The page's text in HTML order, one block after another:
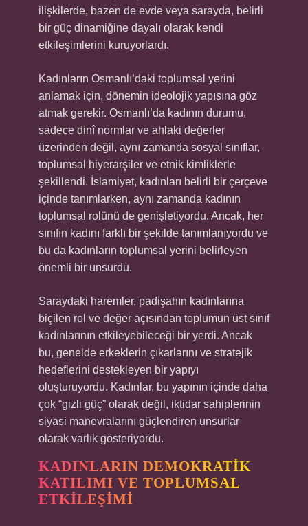
ilişkilerde, bazen de evde veya sarayda, belirli
bir güç dinamiğine dayalı olarak kendi
etkileşimlerini kuruyorlardı.
Kadınların Osmanlı’daki toplumsal yerini
anlamak için, dönemin ideolojik yapısına göz
atmak gerekir. Osmanlı’da kadının durumu,
sadece dinî normlar ve ahlaki değerler
üzerinden değil, aynı zamanda sosyal sınıflar,
toplumsal hiyerarşiler ve etnik kimliklerle
şekillendi. İslamiyet, kadınları belirli bir çerçeve
içinde tanımlarken, aynı zamanda kadının
toplumsal rolünü de genişletiyordu. Ancak, her
sınıfın kadını farklı bir şekilde tanımlanıyordu ve
bu da kadınların toplumsal yerini belirleyen
önemli bir unsurdu.
Saraydaki haremler, padişahın kadınlarına
biçilen rol ve değer açısından toplumun üst sınıf
kadınlarının etkileyebileceği bir yerdi. Ancak
bu, genelde erkeklerin çıkarlarını ve stratejik
hedeflerini destekleyen bir yapıyı
oluşturuyordu. Kadınlar, bu yapının içinde daha
çok “gizli güç” olarak değil, iktidar sahiplerinin
siyasi manevralarını güçlendiren unsurlar
olarak varlık gösteriyordu.
KADINLARIN DEMOKRATIK
KATILIMI VE TOPLUMSAL
ETKILEŞIMI